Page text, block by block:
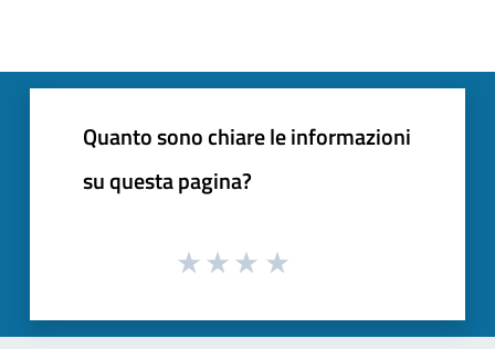
Quanto sono chiare le informazioni
su questa pagina?